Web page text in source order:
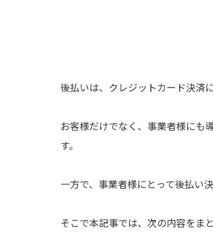
後払いは、クレジットカード決済
お客様だけでなく、事業者様にも
す。
一方で、事業者様にとって後払い
そこで本記事では、次の内容をま